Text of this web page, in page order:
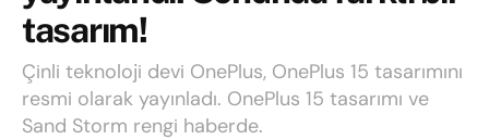
tasarım!
Çinli teknoloji devi OnePlus, OnePlus 15 tasarımını
resmi olarak yayınladı. OnePlus 15 tasarımı ve
Sand Storm rengi haberde.